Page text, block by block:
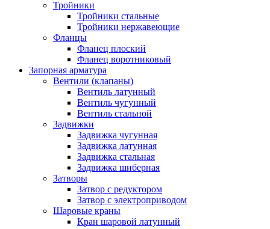
Тройники
Тройники стальные
Тройники нержавеющие
Фланцы
Фланец плоский
Фланец воротниковый
Запорная арматура
Вентили (клапаны)
Вентиль латунный
Вентиль чугунный
Вентиль стальной
Задвижки
Задвижка чугунная
Задвижка латунная
Задвижка стальная
Задвижка шиберная
Затворы
Затвор с редуктором
Затвор с электроприводом
Шаровые краны
Кран шаровой латунный